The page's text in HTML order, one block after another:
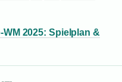
2025: Spielplan &